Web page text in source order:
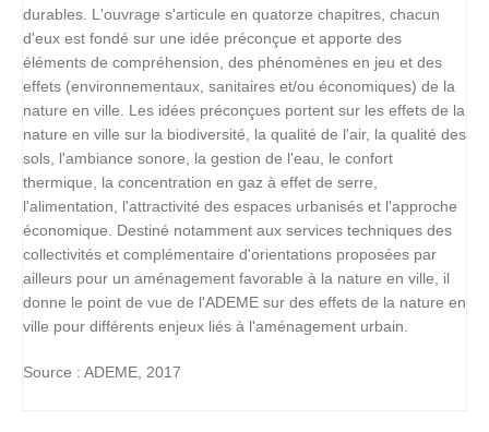
durables. L'ouvrage s'articule en quatorze chapitres, chacun
d'eux est fondé sur une idée préconçue et apporte des
éléments de compréhension, des phénomènes en jeu et des
effets (environnementaux, sanitaires et/ou économiques) de la
nature en ville. Les idées préconçues portent sur les effets de la
nature en ville sur la biodiversité, la qualité de l'air, la qualité des
sols, l'ambiance sonore, la gestion de l'eau, le confort
thermique, la concentration en gaz à effet de serre,
l'alimentation, l'attractivité des espaces urbanisés et l'approche
économique. Destiné notamment aux services techniques des
collectivités et complémentaire d'orientations proposées par
ailleurs pour un aménagement favorable à la nature en ville, il
donne le point de vue de l'ADEME sur des effets de la nature en
ville pour différents enjeux liés à l'aménagement urbain.
Source : ADEME, 2017